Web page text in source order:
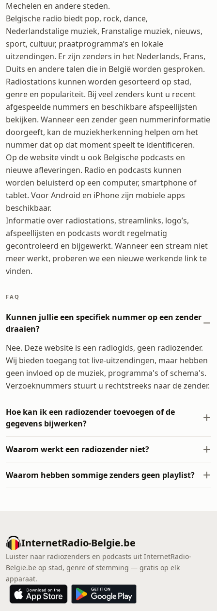
Mechelen en andere steden.
Belgische radio biedt pop, rock, dance,
Nederlandstalige muziek, Franstalige muziek, nieuws,
sport, cultuur, praatprogramma’s en lokale
uitzendingen. Er zijn zenders in het Nederlands, Frans,
Duits en andere talen die in België worden gesproken.
Radiostations kunnen worden gesorteerd op stad,
genre en populariteit. Bij veel zenders kunt u recent
afgespeelde nummers en beschikbare afspeellijsten
bekijken. Wanneer een zender geen nummerinformatie
doorgeeft, kan de muziekherkenning helpen om het
nummer dat op dat moment speelt te identificeren.
Op de website vindt u ook Belgische podcasts en
nieuwe afleveringen. Radio en podcasts kunnen
worden beluisterd op een computer, smartphone of
tablet. Voor Android en iPhone zijn mobiele apps
beschikbaar.
Informatie over radiostations, streamlinks, logo’s,
afspeellijsten en podcasts wordt regelmatig
gecontroleerd en bijgewerkt. Wanneer een stream niet
meer werkt, proberen we een nieuwe werkende link te
vinden.
FAQ
Kunnen jullie een specifiek nummer op een zender
draaien?
Nee. Deze website is een radiogids, geen radiozender.
Wij bieden toegang tot live-uitzendingen, maar hebben
geen invloed op de muziek, programma's of schema's.
Verzoeknummers stuurt u rechtstreeks naar de zender.
Hoe kan ik een radiozender toevoegen of de
gegevens bijwerken?
Waarom werkt een radiozender niet?
Waarom hebben sommige zenders geen playlist?
InternetRadio-Belgie.be
Luister naar radiozenders en podcasts uit InternetRadio-
Belgie.be op stad, genre of stemming — gratis op elk
apparaat.